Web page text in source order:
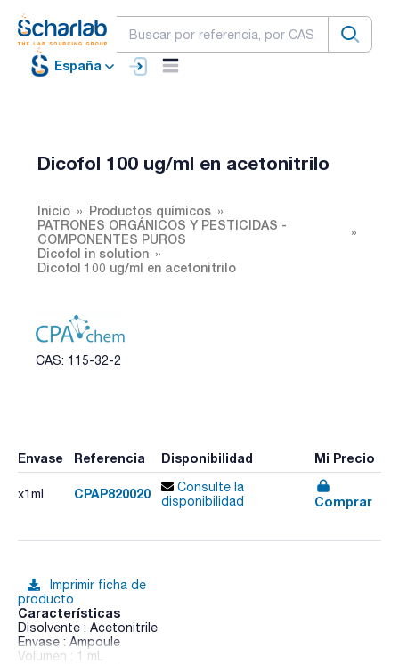
España
Dicofol 100 ug/ml en acetonitrilo
Inicio
Productos químicos
PATRONES ORGÁNICOS Y PESTICIDAS -
COMPONENTES PUROS
Dicofol in solution
Dicofol 100 ug/ml en acetonitrilo
CAS: 115-32-2
Envase Referencia Disponibilidad Mi Precio
x1ml CPAP820020
Consulte la
disponibilidad
Comprar
Imprimir ficha de
producto
Características
Disolvente : Acetonitrile
Envase : Ampoule
Volumen : 1 mL